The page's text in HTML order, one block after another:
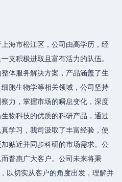
海市松江区，公司由高学历，经
支积极进取且富有活力的队伍。
体服务解决方案，产品涵盖了生
胞生物学等相关领域，公司坚持
力，掌握市场的瞬息变化，深度
物科技的优质的科研产品，通过
学习，我司汲取了丰富经验，使
贴近并同步科研的市场需求。公
普惠广大客户。公司未来将秉
以切实从客户的角度出发，理解并